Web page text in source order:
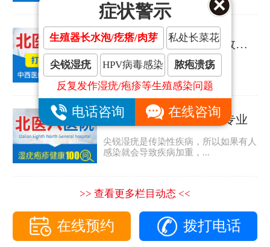
大连治疗尖锐湿疣哪里效果好
大连治疗尖锐湿疣哪里效果好
大连哪家尖锐湿疣医院专业
尖锐湿疣是传染性疾病，所以如果有人
感染就会导致疾病加重，...
>> 查看更多栏目动态 <<
在线预约 拨打电话
症状警示
生殖器长水泡/疙瘩/肉芽 私处长菜花
尖锐湿疣 HPV病毒感染
脓疱溃疡
反复发作湿疣/疱疹等生殖感染问题
电话咨询 在线咨询